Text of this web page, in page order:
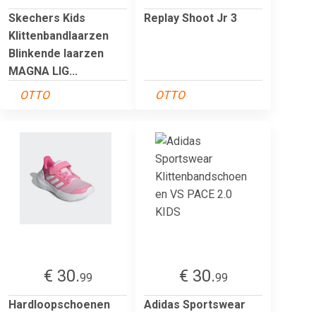
Skechers Kids
Klittenbandlaarzen
Blinkende laarzen
MAGNA LIG...
OTTO
Replay Shoot Jr 3
OTTO
€ 30.99
Hardloopschoenen
€ 30.99
Adidas Sportswear